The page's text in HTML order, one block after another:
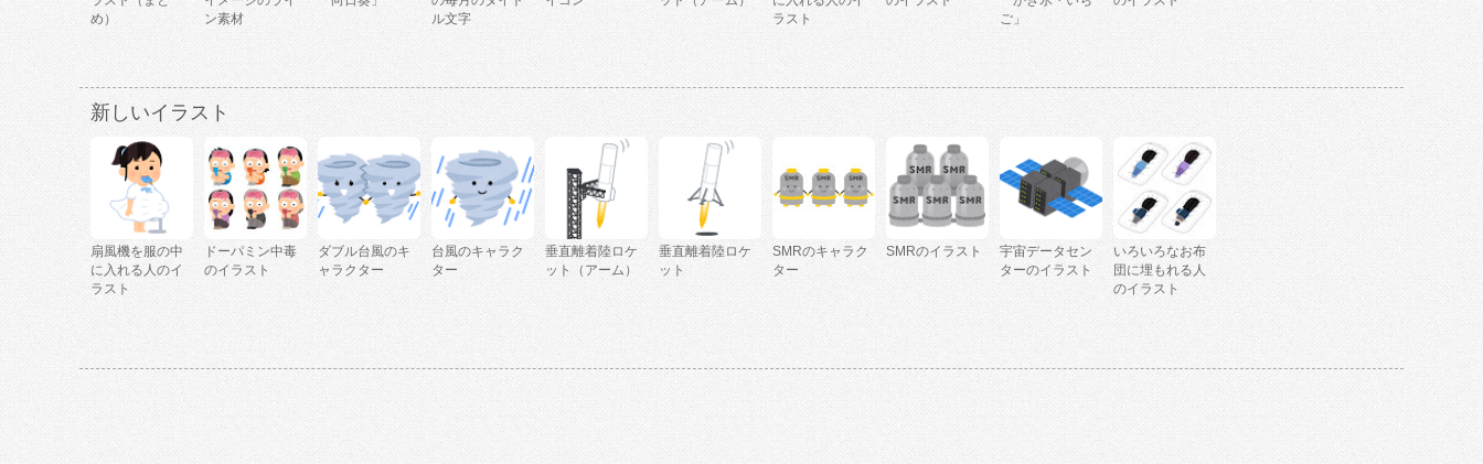
め）
ン素材
ル文字
ラスト
ご」
新しいイラスト
扇風機を服の中
に入れる人のイ
ラスト
ドーパミン中毒
のイラスト
ダブル台風のキ
ャラクター
台風のキャラク
ター
垂直離着陸ロケ
ット（アーム）
垂直離着陸ロケ
ット
SMRのキャラク
ター
SMRのイラスト
宇宙データセン
ターのイラスト
いろいろなお布
団に埋もれる人
のイラスト